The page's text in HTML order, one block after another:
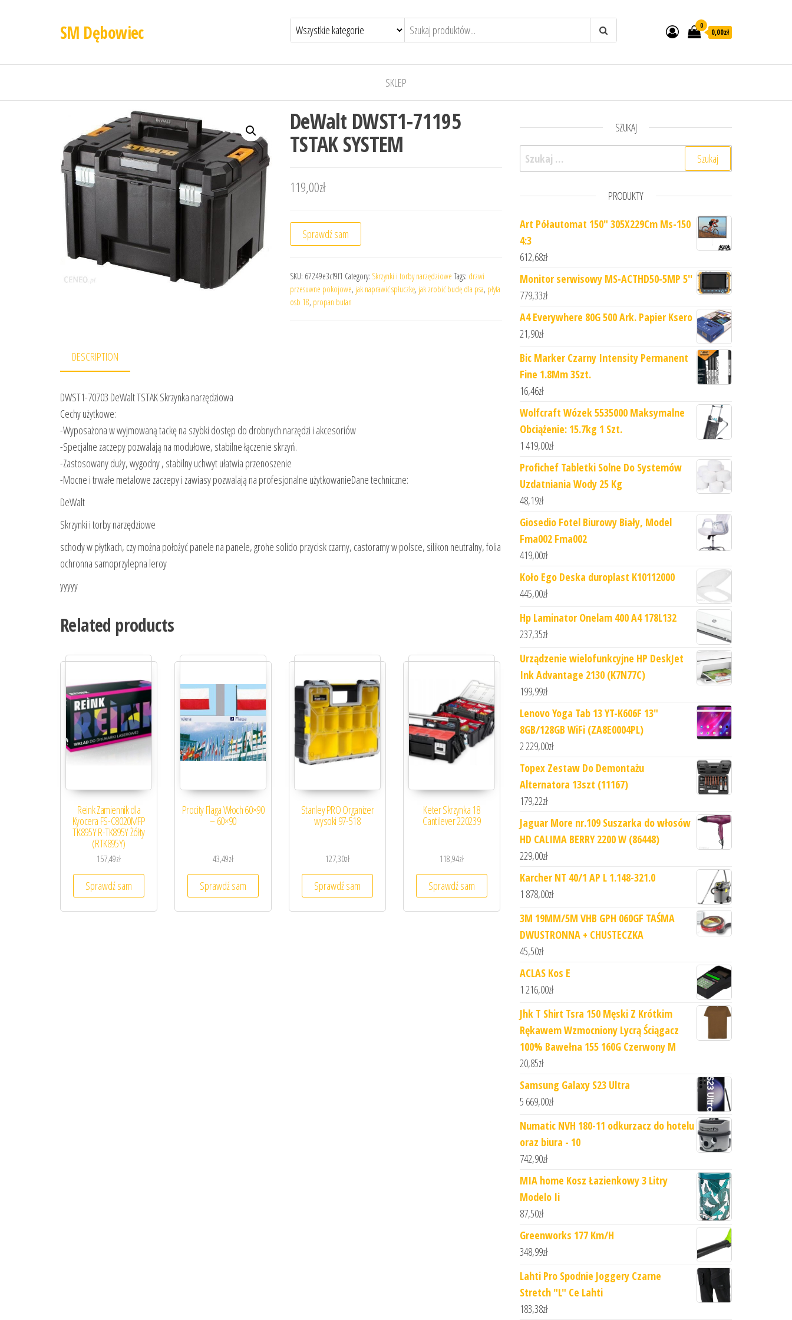
SM Dębowiec 0
0,00zł
SKLEP
DeWalt DWST1-71195
TSTAK SYSTEM
119,00zł
Sprawdź sam
SKU: 67249e3cf9f1 Category: Skrzynki i torby narzędziowe Tags: drzwi
przesuwne pokojowe, jak naprawić spłuczkę, jak zrobić budę dla psa, płyta
osb 18, propan butan
DESCRIPTION
DWST1-70703 DeWalt TSTAK Skrzynka narzędziowa
Cechy użytkowe:
-Wyposażona w wyjmowaną tackę na szybki dostęp do drobnych narzędzi i akcesoriów
-Specjalne zaczepy pozwalają na modułowe, stabilne łączenie skrzyń.
-Zastosowany duży, wygodny , stabilny uchwyt ułatwia przenoszenie
-Mocne i trwałe metalowe zaczepy i zawiasy pozwalają na profesjonalne użytkowanieDane techniczne:
DeWalt
Skrzynki i torby narzędziowe
schody w płytkach, czy można położyć panele na panele, grohe solido przycisk czarny, castoramy w polsce, silikon neutralny, folia
ochronna samoprzylepna leroy
yyyyy
Related products
Reink Zamiennik dla
Kyocera FS-C8020MFP
TK895Y R-TK895Y Żółty
(RTK895Y)
157,49zł
Sprawdź sam
Procity Flaga Włoch 60×90
– 60×90
43,49zł
Sprawdź sam
Stanley PRO Organizer
wysoki 97-518
127,30zł
Sprawdź sam
Keter Skrzynka 18
Cantilever 220239
118,94zł
Sprawdź sam
SZUKAJ
Szukaj:
PRODUKTY
Art Półautomat 150" 305X229Cm Ms-150
4:3
612,68zł
Monitor serwisowy MS-ACTHD50-5MP 5''
779,33zł
A4 Everywhere 80G 500 Ark. Papier Ksero
21,90zł
Bic Marker Czarny Intensity Permanent
Fine 1.8Mm 3Szt.
16,46zł
Wolfcraft Wózek 5535000 Maksymalne
Obciążenie: 15.7kg 1 Szt.
1 419,00zł
Profichef Tabletki Solne Do Systemów
Uzdatniania Wody 25 Kg
48,19zł
Giosedio Fotel Biurowy Biały, Model
Fma002 Fma002
419,00zł
Koło Ego Deska duroplast K10112000
445,00zł
Hp Laminator Onelam 400 A4 178L132
237,35zł
Urządzenie wielofunkcyjne HP DeskJet
Ink Advantage 2130 (K7N77C)
199,99zł
Lenovo Yoga Tab 13 YT-K606F 13"
8GB/128GB WiFi (ZA8E0004PL)
2 229,00zł
Topex Zestaw Do Demontażu
Alternatora 13szt (11167)
179,22zł
Jaguar More nr.109 Suszarka do włosów
HD CALIMA BERRY 2200 W (86448)
229,00zł
Karcher NT 40/1 AP L 1.148-321.0
1 878,00zł
3M 19MM/5M VHB GPH 060GF TAŚMA
DWUSTRONNA + CHUSTECZKA
45,50zł
ACLAS Kos E
1 216,00zł
Jhk T Shirt Tsra 150 Męski Z Krótkim
Rękawem Wzmocniony Lycrą Ściągacz
100% Bawełna 155 160G Czerwony M
20,85zł
Samsung Galaxy S23 Ultra
5 669,00zł
Numatic NVH 180-11 odkurzacz do hotelu
oraz biura - 10
742,90zł
MIA home Kosz Łazienkowy 3 Litry
Modelo Ii
87,50zł
Greenworks 177 Km/H
348,99zł
Lahti Pro Spodnie Joggery Czarne
Stretch "L" Ce Lahti
183,38zł